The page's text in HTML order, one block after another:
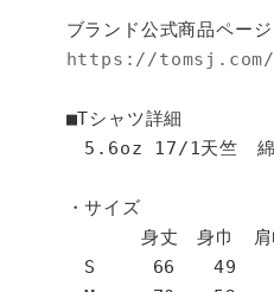
ブランド公式商品ページ
https://tomsj.com/
■Tシャツ詳細
5.6oz 17/1天竺 綿
・サイズ
身丈 身巾 肩
S 66 49